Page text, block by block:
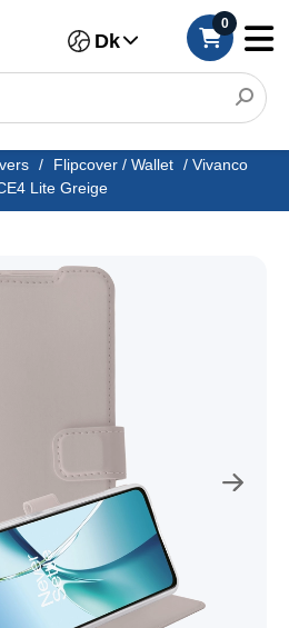
Dk
0
/ Flipcover / Wallet / Vivanco
Lite Greige